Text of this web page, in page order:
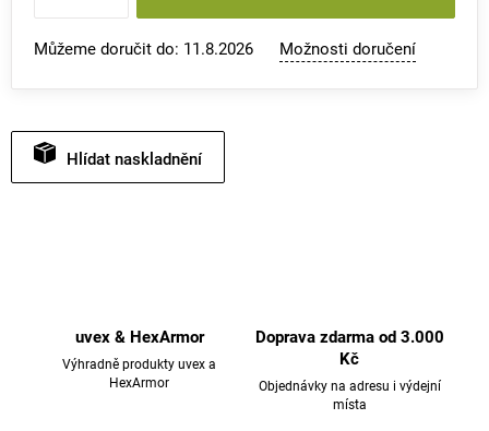
Můžeme doručit do: 11.8.2026 Možnosti doručení
Hlídat
uvex & HexArmor
Výhradně produkty uvex a
HexArmor
Doprava zdarma od 3.000
Kč
Objednávky na adresu i výdejní
místa